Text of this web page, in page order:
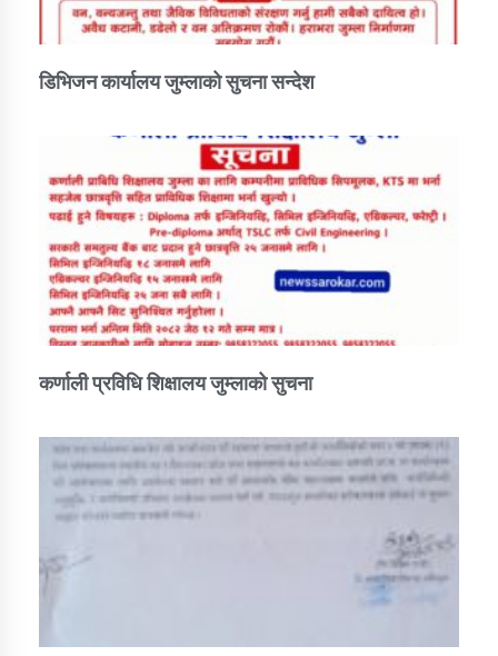
डिभिजन कार्यालय जुम्लाको सुचना सन्देश
कर्णाली प्रविधि शिक्षालय जुम्लाको सुचना